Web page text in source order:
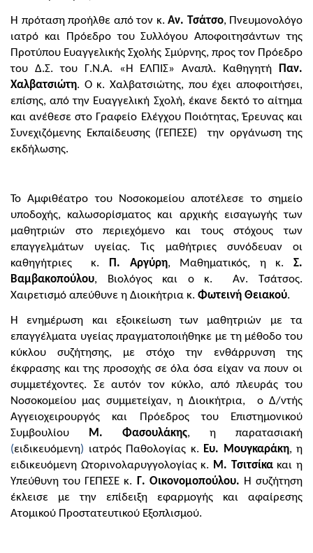
Η πρόταση προήλθε από τον κ. Αν. Τσάτσο, Πνευμονολόγο
ιατρό και Πρόεδρο του Συλλόγου Αποφοιτησάντων της
Προτύπου Ευαγγελικής Σχολής Σμύρνης, προς τον Πρόεδρο
του Δ.Σ. του Γ.Ν.Α. «Η ΕΛΠΙΣ» Αναπλ. Καθηγητή Παν.
Χαλβατσιώτη. Ο κ. Χαλβατσιώτης, που έχει αποφοιτήσει,
επίσης, από την Ευαγγελική Σχολή, έκανε δεκτό το αίτημα
και ανέθεσε στο Γραφείο Ελέγχου Ποιότητας, Έρευνας και
Συνεχιζόμενης Εκπαίδευσης (ΓΕΠΕΣΕ) την οργάνωση της
εκδήλωσης.
Το Αμφιθέατρο του Νοσοκομείου αποτέλεσε το σημείο
υποδοχής, καλωσορίσματος και αρχικής εισαγωγής των
μαθητριών στο περιεχόμενο και τους στόχους των
επαγγελμάτων υγείας. Τις μαθήτριες συνόδευαν οι
καθηγήτριες κ. Π. Αργύρη, Μαθηματικός, η κ. Σ.
Βαμβακοπούλου, Βιολόγος και ο κ. Αν. Τσάτσος.
Χαιρετισμό απεύθυνε η Διοικήτρια κ. Φωτεινή Θειακού.
Η ενημέρωση και εξοικείωση των μαθητριών με τα
επαγγέλματα υγείας πραγματοποιήθηκε με τη μέθοδο του
κύκλου συζήτησης, με στόχο την ενθάρρυνση της
έκφρασης και της προσοχής σε όλα όσα είχαν να πουν οι
συμμετέχοντες. Σε αυτόν τον κύκλο, από πλευράς του
Νοσοκομείου μας συμμετείχαν, η Διοικήτρια, ο Δ/ντής
Αγγειοχειρουργός και Πρόεδρος του Επιστημονικού
Συμβουλίου Μ. Φασουλάκης, η παρατασιακή
(ειδικευόμενη) ιατρός Παθολογίας κ. Ευ. Μουγκαράκη, η
ειδικευόμενη Ωτορινολαρυγγολογίας κ. Μ. Τσιτσίκακαι η
Υπεύθυνη του ΓΕΠΕΣΕ κ. Γ. Οικονομοπούλου. Η συζήτηση
έκλεισε με την επίδειξη εφαρμογής και αφαίρεσης
Ατομικού Προστατευτικού Εξοπλισμού.